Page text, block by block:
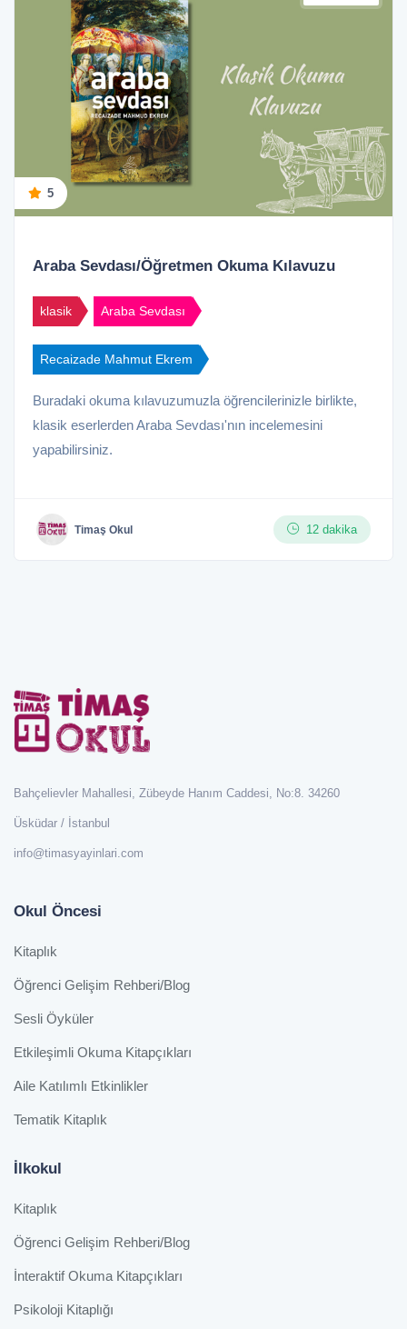
5
Araba Sevdası/Öğretmen Okuma Kılavuzu
klasik Araba Sevdası
Recaizade Mahmut Ekrem
Buradaki okuma kılavuzumuzla öğrencilerinizle birlikte,
klasik eserlerden Araba Sevdası'nın incelemesini
yapabilirsiniz.
Timaş Okul 12 dakika
Bahçelievler Mahallesi, Zübeyde Hanım Caddesi, No:8. 34260
Üsküdar / İstanbul
info@timasyayinlari.com
Okul Öncesi
Kitaplık
Öğrenci Gelişim Rehberi/Blog
Sesli Öyküler
Etkileşimli Okuma Kitapçıkları
Aile Katılımlı Etkinlikler
Tematik Kitaplık
İlkokul
Kitaplık
Öğrenci Gelişim Rehberi/Blog
İnteraktif Okuma Kitapçıkları
Psikoloji Kitaplığı